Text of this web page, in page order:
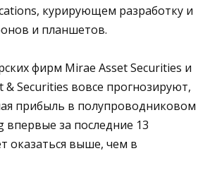
курирующем разработку и
и планшетов.
фирм Mirae Asset Securities и
Securities вовсе прогнозируют,
прибыль в полупроводниковом
впервые за последние 13
оказаться выше, чем в